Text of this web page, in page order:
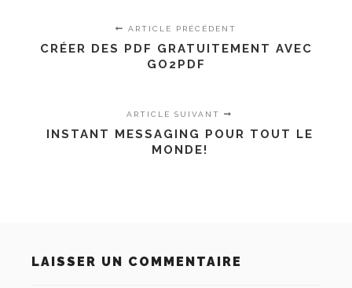
ARTICLE PRÉCÉDENT
CRÉER DES PDF GRATUITEMENT AVEC
GO2PDF
ARTICLE SUIVANT
INSTANT MESSAGING POUR TOUT LE
MONDE!
LAISSER UN COMMENTAIRE